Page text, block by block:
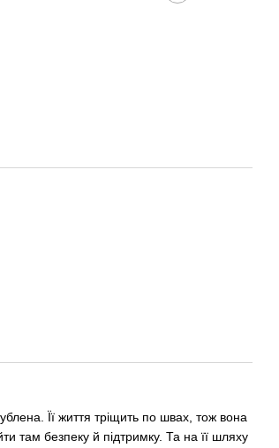
Її життя тріщить по швах, тож вона
там безпеку й підтримку. Та на її шляху